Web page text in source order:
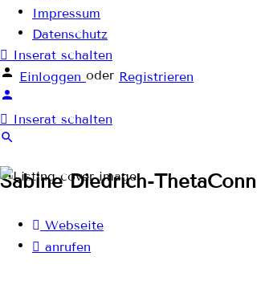
Impressum
Datenschutz
Inserat schalten
Einloggen oder Registrieren
Inserat schalten
Sabine Diedrich-
Webseite
anrufen